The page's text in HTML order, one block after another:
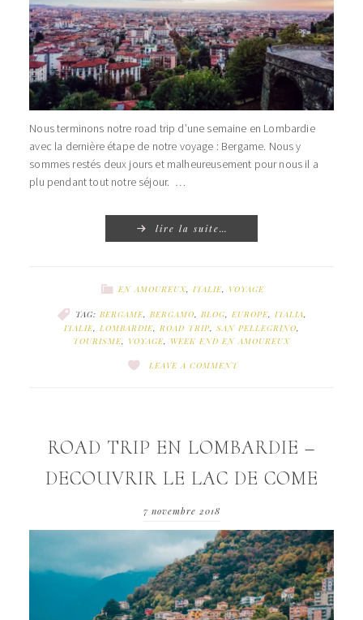
Nous terminons notre road trip d’une semaine en Lombardie
avec la dernière étape de notre voyage : Bergame. Nous y
sommes restés deux jours et malheureusement pour nous il a
plu pendant tout notre séjour. …
lire la suite…
EN AMOUREUX, ITALIE, VOYAGE
TAG: BERGAME, BERGAMO BLOG, EUROPE, ITALIA
ITALIE, LOMBARDIE, ROAD TRIP, SAN PELLEGRINO
TOURISME
VOYAGE WEEK END EN AMOUREUX
LEAVE A COMMENT
ROAD TRIP EN LOMBARDIE –
DECOUVRIR LE LAC DE COME
7 novembre 2018